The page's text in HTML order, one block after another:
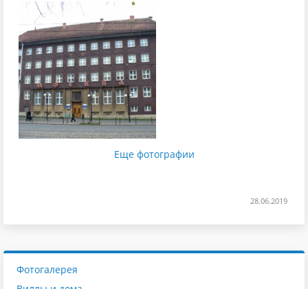
Еще фотографии
28.06.2019
Фотогалерея